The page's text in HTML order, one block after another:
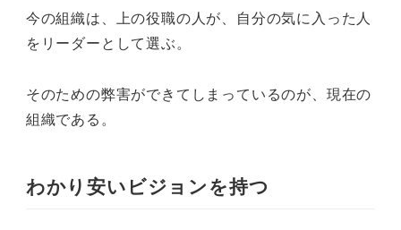
今の組織は、上の役職の人が、自分の気に入った人
をリーダーとして選ぶ。
そのための弊害ができてしまっているのが、現在の
組織である。
わかり安いビジョンを持つ